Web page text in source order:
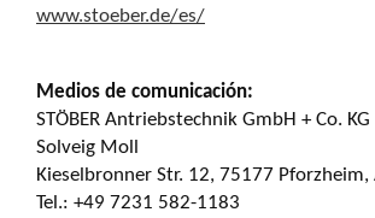
www.stoeber.de/es/
Medios de comunicación:
STÖBER Antriebstechnik GmbH + Co. KG
Solveig Moll
Kieselbronner Str. 12, 75177 Pforzheim,
Tel.: +49 7231 582-1183